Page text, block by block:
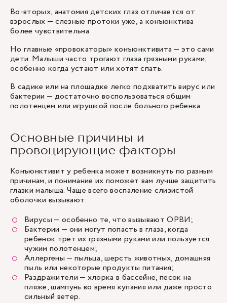
Во-вторых, анатомия детских глаз отличается от
взрослых — слезные протоки уже, а конъюнктива
более чувствительна.
Но главные «провокаторы» конъюнктивита — это сами
дети. Малыши часто трогают глаза грязными руками,
особенно когда устают или хотят спать.
В садике или на площадке легко подхватить вирус или
бактерии — достаточно воспользоваться общим
полотенцем или игрушкой после больного ребенка.
Основные причины и
провоцирующие факторы
Конъюнктивит у ребенка может возникнуть по разным
причинам, и понимание их поможет вам лучше защитить
глазки малыша. Чаще всего воспаление слизистой
оболочки вызывают:
Вирусы — особенно те, что вызываютОРВИ;
Бактерии — они могут попасть в глаза, когда
ребенок трет их грязными руками или пользуется
чужим полотенцем;
Аллергены — пыльца, шерсть животных, домашняя
пыль или некоторые продукты питания;
Раздражители — хлорка в бассейне, песок на
пляже, шампунь во время купания или даже просто
сильный ветер.